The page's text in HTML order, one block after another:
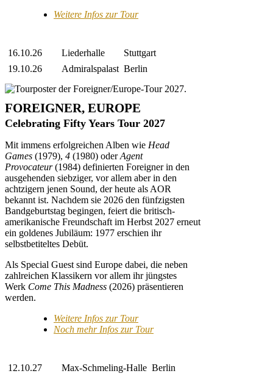
Weitere Infos zur Tour
16.10.26 Liederhalle
Stuttgart
19.10.26
Admiralspalast Berlin
FOREIGNER, EUROPE
Celebrating Fifty Years Tour 2027
Mit immens erfolgreichen Alben wie Head
Games (1979), 4 (1980) oderAgent
Provocateur(1984) definierten Foreigner in den
ausgehenden siebziger, vor allem aber in den
achtzigern jenen Sound, der heute als AOR
bekannt ist. Nachdem sie 2026 den fünfzigsten
Bandgeburtstag begingen, feiert die britisch-
amerikanische Freundschaft im Herbst 2027 erneut
ein goldenes Jubiläum: 1977 erschien ihr
selbstbetiteltes Debüt.
Als Special Guest sind Europe dabei, die neben
zahlreichen Klassikern vor allem ihr jüngstes
Werk Come This Madness (2026) präsentieren
werden.
Weitere Infos zur Tour
Noch mehr Infos zur Tour
12.10.27 Max-Schmeling-Halle Berlin